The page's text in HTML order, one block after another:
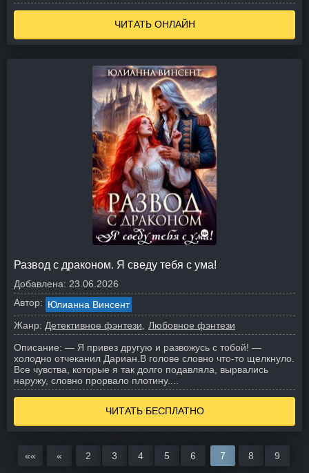
ЧИТАТЬ ОНЛАЙН
Развод с драконом. Я сведу тебя с ума!
Добавлена: 23.06.2026
Автор: Юлианна Винсент
Жанр: Детективное фэнтези
Любовное фэнтези
Описание: — Я привез другую и развожусь с тобой! —
холодно отчеканил Дариан. В голове словно что-то щелкнуло.
Все чувства, которые я так долго подавляла, вырвались
наружу, словно прорвало плотину....
ЧИТАТЬ БЕСПЛАТНО
«« « 2 3 4 5 6 7 8 9